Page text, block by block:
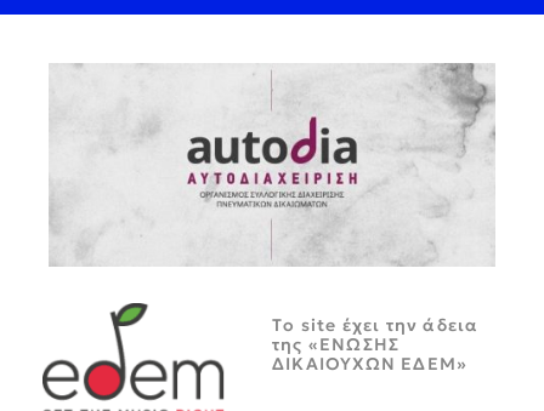
Tο site έχει την άδεια
της «ΕΝΩΣΗΣ
ΔΙΚΑΙΟΥΧΩΝ ΕΔΕΜ»